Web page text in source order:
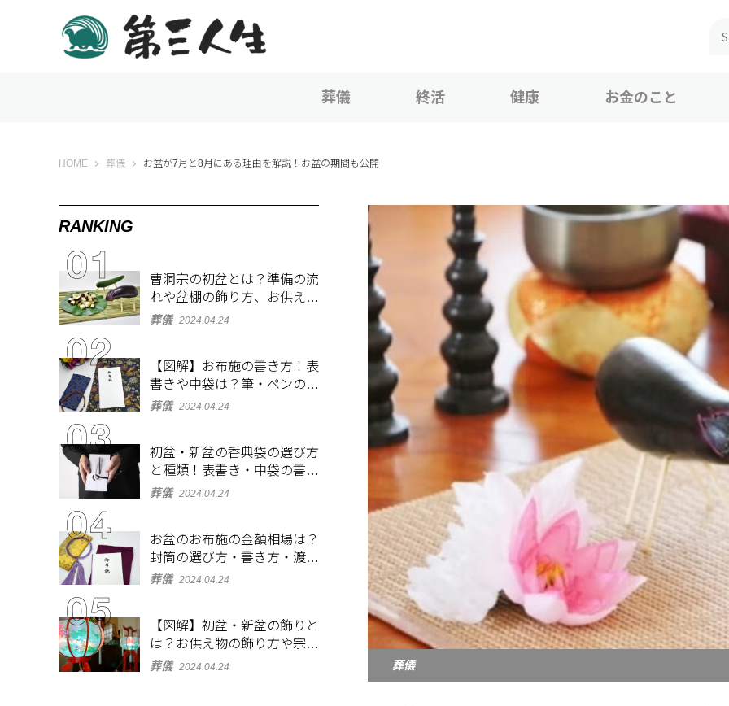
葬儀 終活 健康 お金のこと
HOME 第三人生 〜寄り道の歩き方〜
葬儀 お盆が7月と8月にある理由を解説！お盆の期間も公開
葬儀
RANKING
曹洞宗の初盆とは？準備の流
れや盆棚の飾り方、お供え物
を解説
葬儀 2024.04.24
【図解】お布施の書き方！表
書きや中袋は？筆・ペンのマ
ナーとよくあるQ&A集
葬儀 2024.04.24
初盆・新盆の香典袋の選び方
と種類！表書き・中袋の書き
方、お札の入れ方も
葬儀 2024.04.24
お盆のお布施の金額相場は？
封筒の選び方・書き方・渡し
方も解説
葬儀 2024.04.24
【図解】初盆・新盆の飾りと
は？お供え物の飾り方や宗派
ごとの違いを解説！
葬儀 2024.04.24